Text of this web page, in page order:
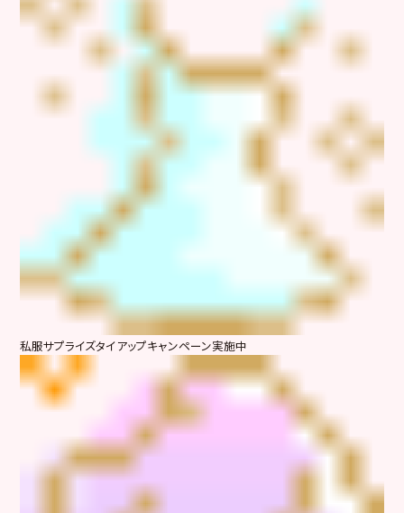
私服サプライズタイアップキャンペーン実施中